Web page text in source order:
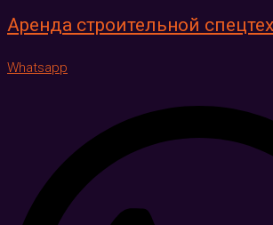
Аренда строительной
Whatsapp